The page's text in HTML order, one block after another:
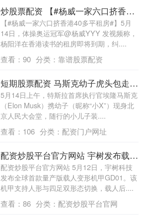
炒股票配资 【#杨威一家六口挤香港40多平租房#】5月14日，体操奥运冠军@杨威
【#杨威一家六口挤香港40多平租房#】5月
14日，体操奥运冠军@杨威YYY 发视频称，
杨阳洋在香港读书的租房即将到期，纠....
查看： 90 分类： 靠谱股票配资
短期股票配资 马斯克幼子虎头包走红，淘宝同款销量破6000件
5月14日上午，特斯拉首席执行官埃隆马斯克
（Elon Musk）携幼子（昵称“小X”）现身北
京人民大会堂，随行的小儿子装....
查看： 106 分类： 配资门户网址
配资炒股平台官方网站 宇树发布载人机甲，酷在何处？
配资炒股平台官方网站 5月12日，宇树科技
发布全球首款量产版载人变形机甲GD01。该
机甲支持人形与四足双形态切换，载人后....
查看： 86 分类： 配资炒股平台官网